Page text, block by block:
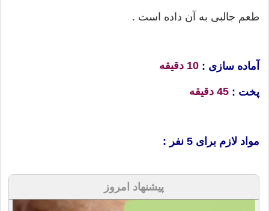
طعم جالبی به آن داده است .
آماده سازی :
پخت :
مواد لازم برای 5 نفر :
پیشنهاد امروز